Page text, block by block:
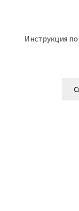
Инструкция по